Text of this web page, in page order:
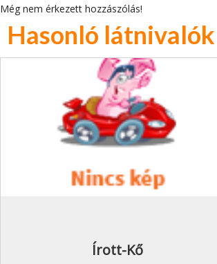
Még nem érkezett hozzászólás!
Hasonló látnivalók
Írott-Kő